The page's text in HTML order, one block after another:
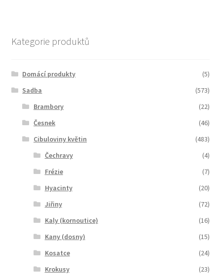
Kategorie produktů
Domácí produkty
(5)
Sadba
(573)
Brambory
(22)
Česnek
(46)
Cibuloviny květin
(483)
Čechravy
(4)
Frézie
(7)
Hyacinty
(20)
Jiřiny
(72)
Kaly (kornoutice)
(16)
Kany (dosny)
(15)
Kosatce
(24)
Krokusy
(23)